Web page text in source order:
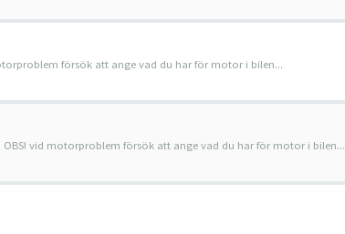
försök att ange vad du har för motor i bilen...
OBS! vid motorproblem försök att ange vad du har för motor i bilen...